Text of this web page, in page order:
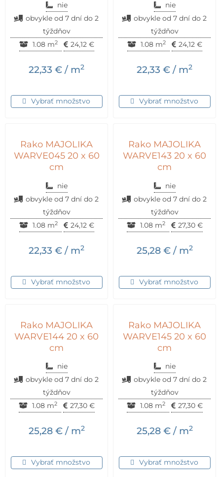
nie
obvykle od 7 dní do 2
týždňov
1.08 m2 24,12 €
22,33 € / m2
Vybrať množstvo
nie
obvykle od 7 dní do 2
týždňov
1.08 m2 24,12 €
22,33 € / m2
Vybrať množstvo
Rako MAJOLIKA
WARVE045 20 x 60
cm
nie
obvykle od 7 dní do 2
týždňov
1.08 m2 24,12 €
22,33 € / m2
Vybrať množstvo
Rako MAJOLIKA
WARVE143 20 x 60
cm
nie
obvykle od 7 dní do 2
týždňov
1.08 m2 27,30 €
25,28 €/ m2
Vybrať množstvo
Rako MAJOLIKA
WARVE144 20 x 60
cm
nie
obvykle od 7 dní do 2
týždňov
1.08 m2 27,30 €
25,28 €/ m2
Vybrať množstvo
Rako MAJOLIKA
WARVE145 20 x 60
cm
nie
obvykle od 7 dní do 2
týždňov
1.08 m2 27,30 €
25,28 €/ m2
Vybrať množstvo